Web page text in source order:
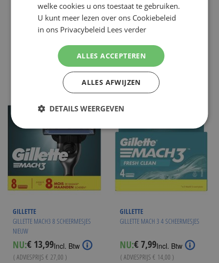
€ 25,99Incl. Btw
( ADVIESPRIJS € 50,95)
WINKELMANDJE
Op voorraad
NU: Special
Price
€ 5,95Incl. Btw
( ADVIESPRIJS€ 8,99)
WINKELMANDJE
Op voorraad
GILLETTE
GILLETTE MACH3 8 SCHEERMESJES
NIEUW
NU:Special
Price
€ 13,99Incl. Btw
( ADVIESPRIJS € 27,00 )
GILLETTE
GILLETTE MACH 3 4 SCHEERMESJES
NU:Special
Price
€ 7,99Incl. Btw
( ADVIESPRIJS € 14,00 )
welke cookies u ons toestaat te gebruiken.
U kunt meer lezen over ons Cookiebeleid
in ons Privacybeleid Lees verder
ALLES ACCEPTEREN
ALLES AFWIJZEN
DETAILS WEERGEVEN